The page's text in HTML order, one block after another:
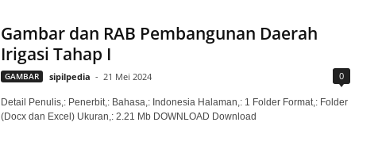
Gambar dan RAB Pembangunan Daerah
Irigasi Tahap I
GAMBAR sipilpedia - 21 Mei 2024 0
Detail Penulis,: Penerbit,: Bahasa,: Indonesia Halaman,: 1 Folder Format,: Folder
(Docx dan Excel) Ukuran,: 2.21 Mb DOWNLOAD Download